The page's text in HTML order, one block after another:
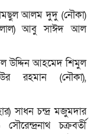
আলম দুদু (নৌকা)
আবু সাঈদ আল
উদ্দিন আহমেদ শিমুল
রহমান (নৌকা),
সাধন চন্দ্র মজুমদার
চক্রবর্তী